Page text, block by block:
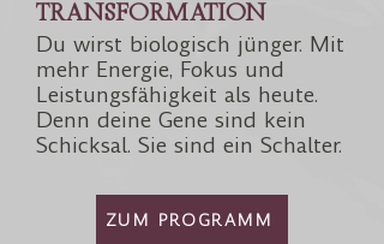
TRANSFORMATION
Du wirst biologisch jünger. Mit
mehr Energie, Fokus und
Leistungsfähigkeit als heute.
Denn deine Gene sind kein
Schicksal. Sie sind ein Schalter.
ZUM PROGRAMM